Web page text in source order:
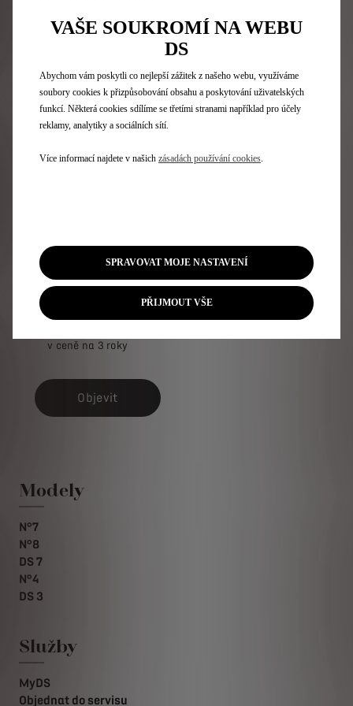
DE SAINT
Exkluzivní špičkový
interiér v hnědé kůži
Criollo Nappa
19„ až 21“ černá kola z
diamantovým
SAINT EXUPÉRY
Personalizace
interiéru exkluzivně
pro kolekci ANTOINE
v ceně na 3 roky
Objevit
FRANCE
Objevit
Modely
N°7
N°8
DS 7
N°4
DS 3
Služby
MyDS
Objednat do servisu
VAŠE SOUKROMÍ NA WEBU
DS
Abychom vám poskytli co nejlepší zážitek z našeho webu, využíváme
soubory cookies k přizpůsobování obsahu a poskytování uživatelských
funkcí. Některá cookies sdílíme se třetími stranami například pro účely
reklamy, analytiky a sociálních sítí.
Více informací najdete v našich zásadách používání cookies
SPRAVOVAT MOJE NASTAVENÍ
PŘIJMOUT VŠE